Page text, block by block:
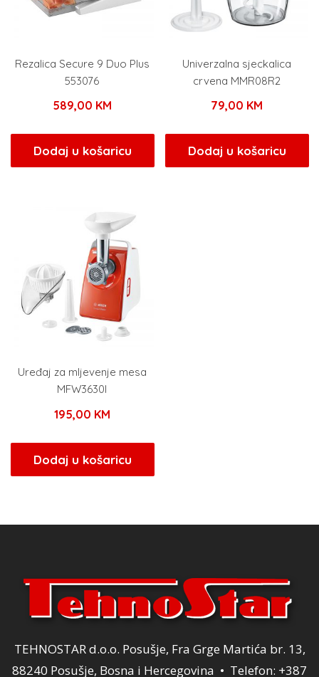
Rezalica Secure 9 Duo Plus
553076
589,00 KM
Dodaj u košaricu
Univerzalna sjeckalica
crvena MMR08R2
79,00 KM
Dodaj u košaricu
Uređaj za mljevenje mesa
MFW3630I
195,00 KM
Dodaj u košaricu
TEHNOSTAR d.o.o. Posušje, Fra Grge Martića br. 13,
88240 Posušje, Bosna i Hercegovina • Telefon: +387